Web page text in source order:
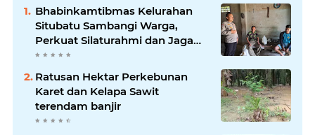
Bhabinkamtibmas Kelurahan
Situbatu Sambangi Warga,
Perkuat Silaturahmi dan Jaga
Kondusivitas Wilayah
Ratusan Hektar Perkebunan
Karet dan Kelapa Sawit
terendam banjir